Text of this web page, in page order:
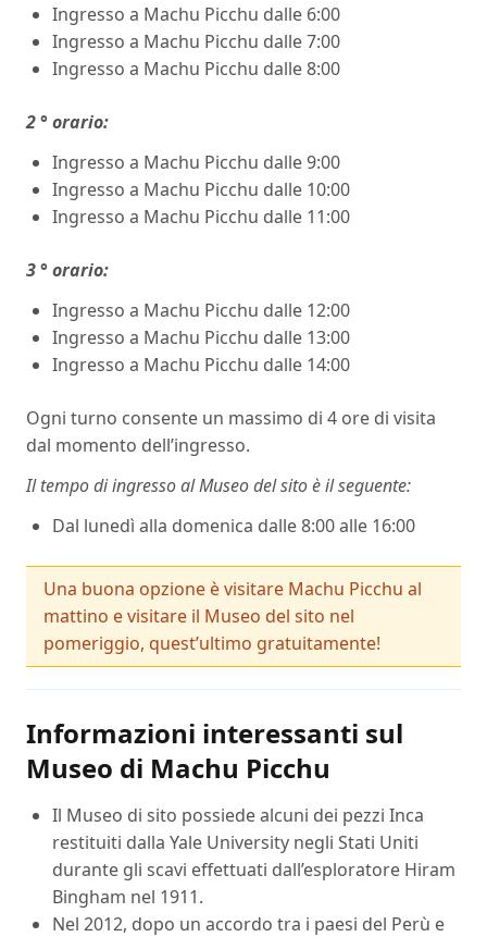
Ingresso a Machu Picchu dalle 6:00
Ingresso a Machu Picchu dalle 7:00
Ingresso a Machu Picchu dalle 8:00
2 ° orario:
Ingresso a Machu Picchu dalle 9:00
Ingresso a Machu Picchu dalle 10:00
Ingresso a Machu Picchu dalle 11:00
3 ° orario:
Ingresso a Machu Picchu dalle 12:00
Ingresso a Machu Picchu dalle 13:00
Ingresso a Machu Picchu dalle 14:00
Ogni turno consente un massimo di 4 ore di visita
dal momento dell’ingresso.
Il tempo di ingresso al Museo del sito è il seguente:
Dal lunedì alla domenica dalle 8:00 alle 16:00
Una buona opzione è visitare Machu Picchu al
mattino e visitare il Museo del sito nel
pomeriggio, quest’ultimo gratuitamente!
Informazioni interessanti sul
Museo di Machu Picchu
Il Museo di sito possiede alcuni dei pezzi Inca
restituiti dalla Yale University negli Stati Uniti
durante gli scavi effettuati dall’esploratore Hiram
Bingham nel 1911.
Nel 2012, dopo un accordo tra i paesi del Perù e